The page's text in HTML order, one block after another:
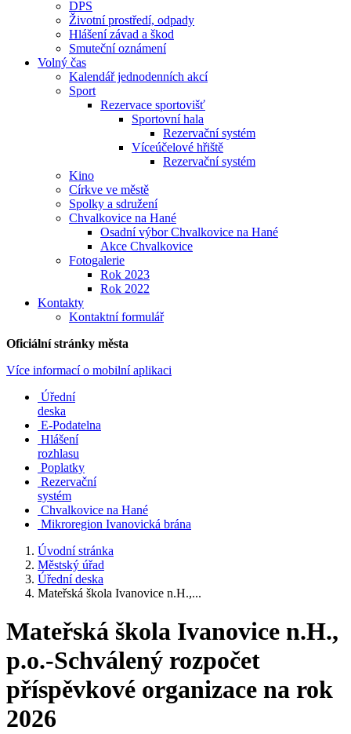
DPS
Životní prostředí, odpady
Hlášení závad a škod
Smuteční oznámení
Volný čas
Kalendář jednodenních akcí
Sport
Rezervace sportovišť
Sportovní hala
Rezervační systém
Víceúčelové hřiště
Rezervační systém
Kino
Církve ve městě
Spolky a sdružení
Chvalkovice na Hané
Osadní výbor Chvalkovice na Hané
Akce Chvalkovice
Fotogalerie
Rok 2023
Rok 2022
Kontakty
Kontaktní formulář
Oficiální stránky města
Více informací o mobilní aplikaci
Úřední
deska
E-Podatelna
Hlášení
rozhlasu
Poplatky
Rezervační
systém
Chvalkovice na Hané
Mikroregion Ivanovická brána
Úvodní stránka
Městský úřad
Úřední deska
Mateřská škola Ivanovice n.H.,...
Mateřská škola Ivanovice n.H.,
p.o.-Schválený rozpočet
příspěvkové organizace na rok
2026